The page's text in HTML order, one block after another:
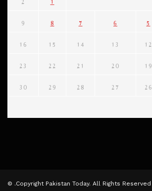
5
6
7
8
9
12
13
14
15
16
19
20
21
22
23
26
27
28
29
30
Copyright Pakistan Today. All Rights Reserved. ©